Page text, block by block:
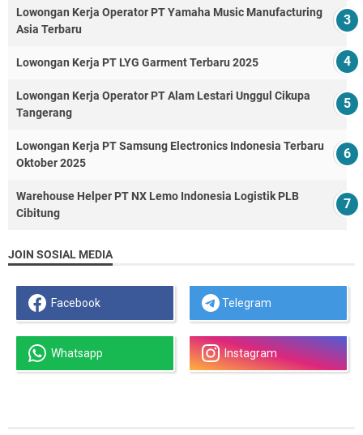
Lowongan Kerja Operator PT Yamaha Music Manufacturing
Asia Terbaru
Lowongan Kerja PT LYG Garment Terbaru 2025
Lowongan Kerja Operator PT Alam Lestari Unggul Cikupa
Tangerang
Lowongan Kerja PT Samsung Electronics Indonesia Terbaru
Oktober 2025
Warehouse Helper PT NX Lemo Indonesia Logistik PLB
Cibitung
JOIN SOSIAL MEDIA
Facebook Telegram
Whatsapp Instagram